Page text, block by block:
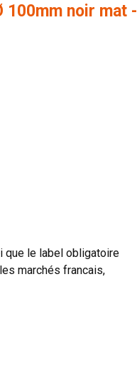
100mm noir mat -
que le label obligatoire
marchés francais,